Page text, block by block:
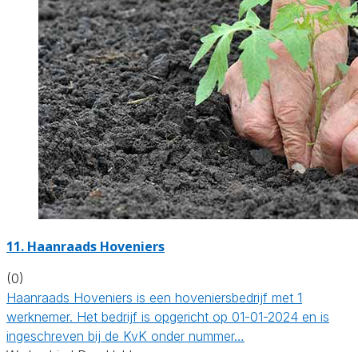
11. Haanraads Hoveniers
(0)
Haanraads Hoveniers is een hoveniersbedrijf met 1
werknemer. Het bedrijf is opgericht op 01-01-2024 en is
ingeschreven bij de KvK onder nummer…